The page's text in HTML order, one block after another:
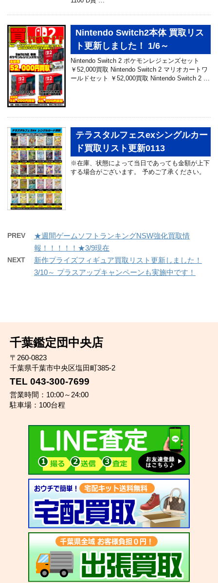
Nintendo Switch2本体 買取リス
ト更新しました！ 1/6～
Nintendo Switch 2 ポケモンレジェンズセット
￥52,000買取 Nintendo Switch 2 マリオカートワ
ールドセット ￥52,000買取 Nintendo Switch 2 …
テラスタルフェスexシングルカー
ド買取リスト更新0113
※在庫、状態によって当日であっても金額が上下
する場合がございます。 予めご了承ください。
PREV
★週間ゲームソフトランキングNSW強化買取情
報！！！！！★3/9現在
NEXT
新作プライズフィギュア買取リスト更新しました！
3/10～ プラスアップキャンペーンも実施中です！
千葉鑑定団中央店
〒260-0823
千葉県千葉市中央区塩田町385-2
TEL 043-300-7699
営業時間：10:00～24:00
駐車場：100台程